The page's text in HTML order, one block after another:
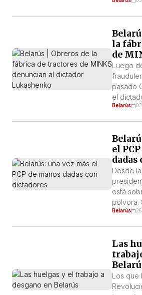
y
varias
se
centro
recibir a
apoyar
Belarús |
la
de
al
Luego
pasado
el
que
miles de
unieron
ellos los
Belarús
el
dadas
Desde
está
pólvora.
el
que
no
No
el
Belarús
Las
Los que